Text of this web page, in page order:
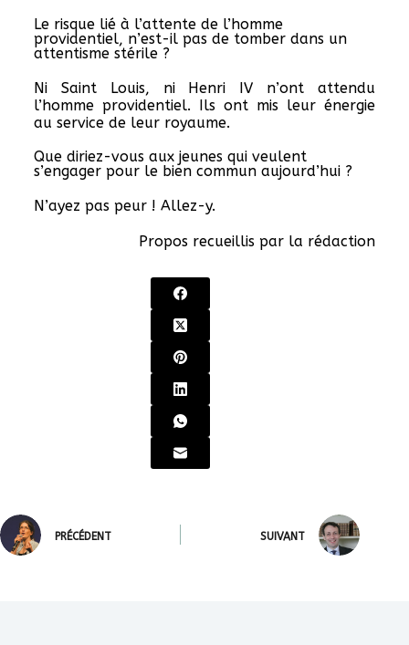
Le risque lié à l’attente de l’homme
providentiel, n’est-il pas de tomber dans un
attentisme stérile ?
Ni Saint Louis, ni Henri IV n’ont attendu
l’homme providentiel. Ils ont mis leur énergie
au service de leur royaume.
Que diriez-vous aux jeunes qui veulent
s’engager pour le bien commun aujourd’hui ?
N’ayez pas peur ! Allez-y.
Propos recueillis par la rédaction
PRÉCÉDENT SUIVANT